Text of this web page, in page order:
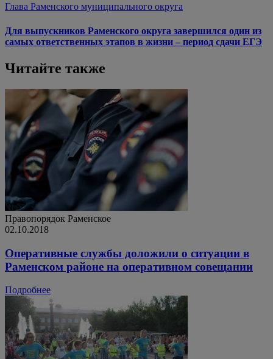
Глава Раменского муниципального округа
Для выпускников Раменского округа завершился один из
самых ответственных этапов в жизни – период сдачи ЕГЭ
Читайте также
Правопорядок Раменское
02.10.2018
Оперативные службы доложили о ситуации в
Раменском районе на оперативном совещании
Подробнее